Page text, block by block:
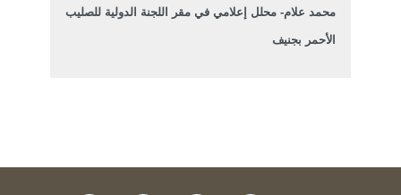
محمد علام- محلل إعلامي في مقر اللجنة الدولية للصليب
الأحمر بجنيف